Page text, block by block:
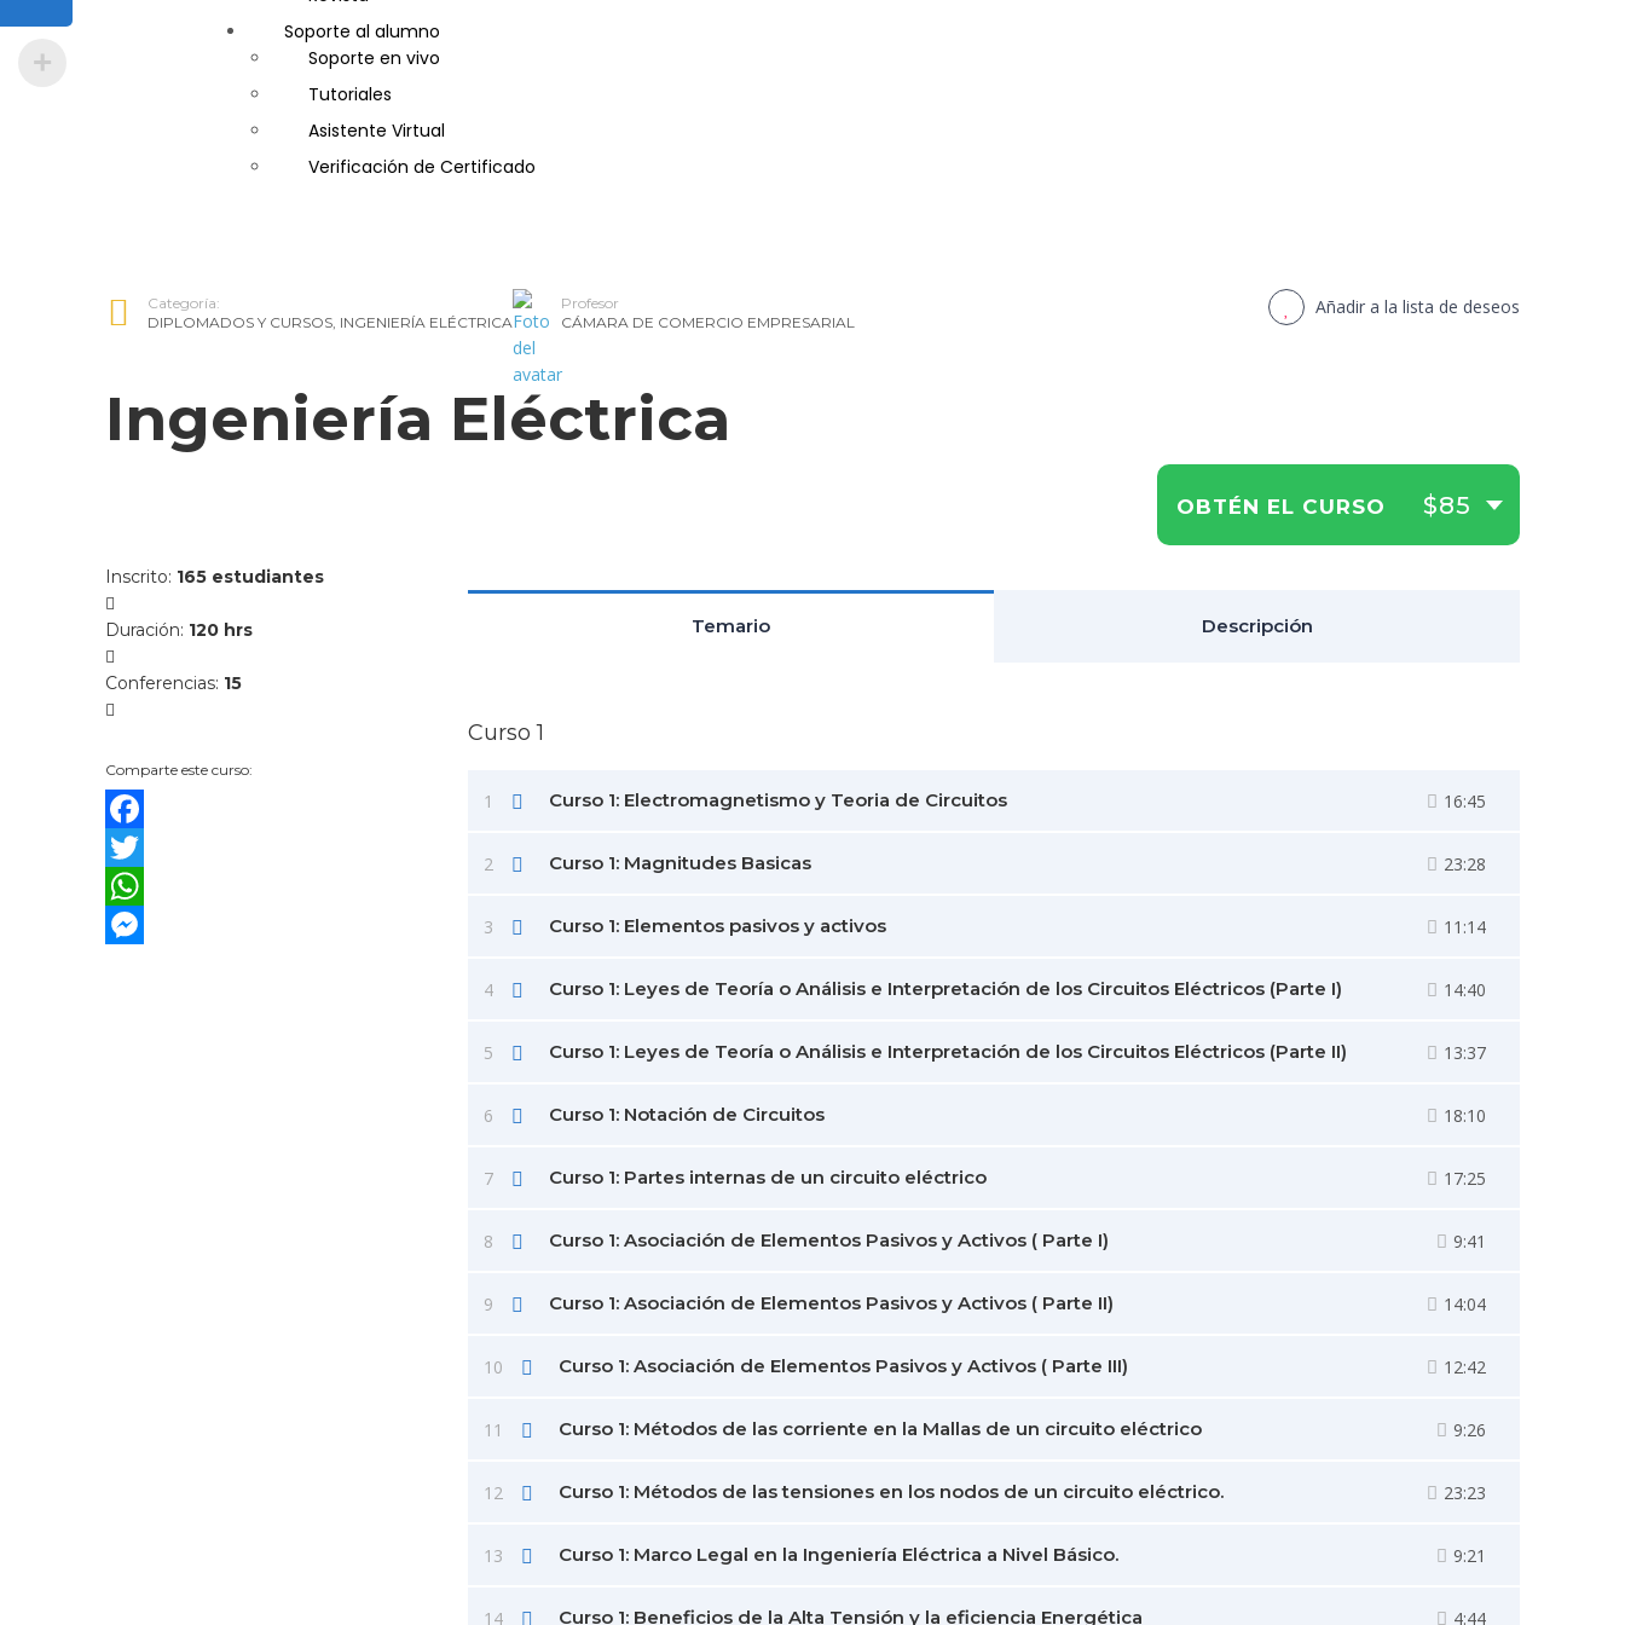
Guía de Turismo
Inglés Americano
Marketing y Publicidad
Medio Ambiente y Seguridad
Plataforma Bancaria y Comercial
Ventas de Productos y Servicios Financieros
Visitador Médico
Soporte al alumno
Soporte en vivo
Tutoriales
Asistente Virtual
Verificación de Certificado
Categoría:
DIPLOMADOS Y CURSOS, INGENIERÍA ELÉCTRICA
Profesor
CÁMARA DE COMERCIO EMPRESARIAL
Añadir a la lista de deseos
Ingeniería Eléctrica
OBTÉN EL CURSO $85
Inscrito: 165 estudiantes
Duración: 120 hrs
Conferencias: 15
Comparte este curso:
Facebook
Twitter
WhatsApp
Temario Descripción
Curso 1
1 Curso 1: Electromagnetismo y Teoria de Circuitos 16:45
2 Curso 1: Magnitudes Basicas 23:28
3 Curso 1: Elementos pasivos y activos 11:14
4 Curso 1: Leyes de Teoría o Análisis e Interpretación de los Circuitos Eléctricos (Parte I) 14:40
5 Curso 1: Leyes de Teoría o Análisis e Interpretación de los Circuitos Eléctricos (Parte II) 13:37
6 Curso 1: Notación de Circuitos 18:10
7 Curso 1: Partes internas de un circuito eléctrico 17:25
8 Curso 1: Asociación de Elementos Pasivos y Activos ( Parte I) 9:41
9 Curso 1: Asociación de Elementos Pasivos y Activos ( Parte II) 14:04
10 Curso 1: Asociación de Elementos Pasivos y Activos ( Parte III) 12:42
11 Curso 1: Métodos de las corriente en la Mallas de un circuito eléctrico 9:26
12 Curso 1: Métodos de las tensiones en los nodos de un circuito eléctrico. 23:23
13 Curso 1: Marco Legal en la Ingeniería Eléctrica a Nivel Básico. 9:21
14 Curso 1: Beneficios de la Alta Tensión y la eficiencia Energética 4:44